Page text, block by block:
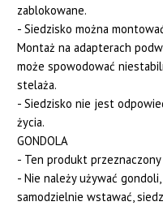
zablokowane.
- Siedzisko można
Montaż na adapterach
może spowodować
stelaża.
- Siedzisko nie jest
życia.
GONDOLA
- Ten produkt
- Nie należy używać
samodzielnie wstawać,